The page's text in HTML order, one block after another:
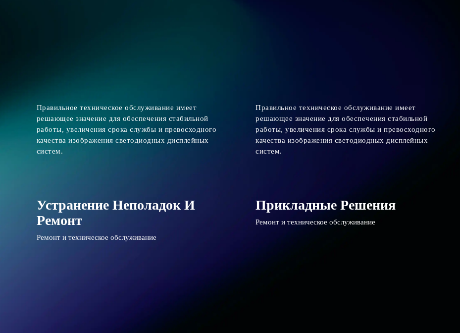
Правильное техническое обслуживание имеет
решающее значение для обеспечения стабильной
работы, увеличения срока службы и превосходного
качества изображения светодиодных дисплейных
систем.
Правильное техническое обслуживание имеет
решающее значение для обеспечения стабильной
работы, увеличения срока службы и превосходного
качества изображения светодиодных дисплейных
систем.
Устранение Неполадок И
Ремонт
Ремонт и техническое обслуживание
Прикладные Решения
Ремонт и техническое обслуживание